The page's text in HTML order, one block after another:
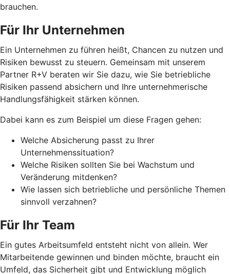
brauchen.
Für Ihr Unternehmen
Ein Unternehmen zu führen heißt, Chancen zu nutzen und
Risiken bewusst zu steuern. Gemeinsam mit unserem
Partner R+V beraten wir Sie dazu, wie Sie betriebliche
Risiken passend absichern und Ihre unternehmerische
Handlungsfähigkeit stärken können.
Dabei kann es zum Beispiel um diese Fragen gehen:
Welche Absicherung passt zu Ihrer
Unternehmenssituation?
Welche Risiken sollten Sie bei Wachstum und
Veränderung mitdenken?
Wie lassen sich betriebliche und persönliche Themen
sinnvoll verzahnen?
Für Ihr Team
Ein gutes Arbeitsumfeld entsteht nicht von allein. Wer
Mitarbeitende gewinnen und binden möchte, braucht ein
Umfeld, das Sicherheit gibt und Entwicklung möglich